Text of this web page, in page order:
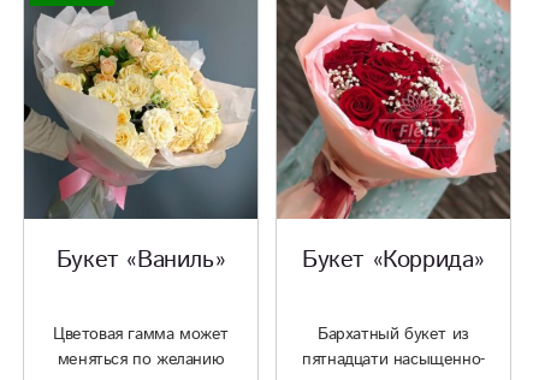
Букет «Ваниль»
Цветовая гамма может
меняться по желанию
Букет «Коррида»
Бархатный букет из
пятнадцати насыщенно-